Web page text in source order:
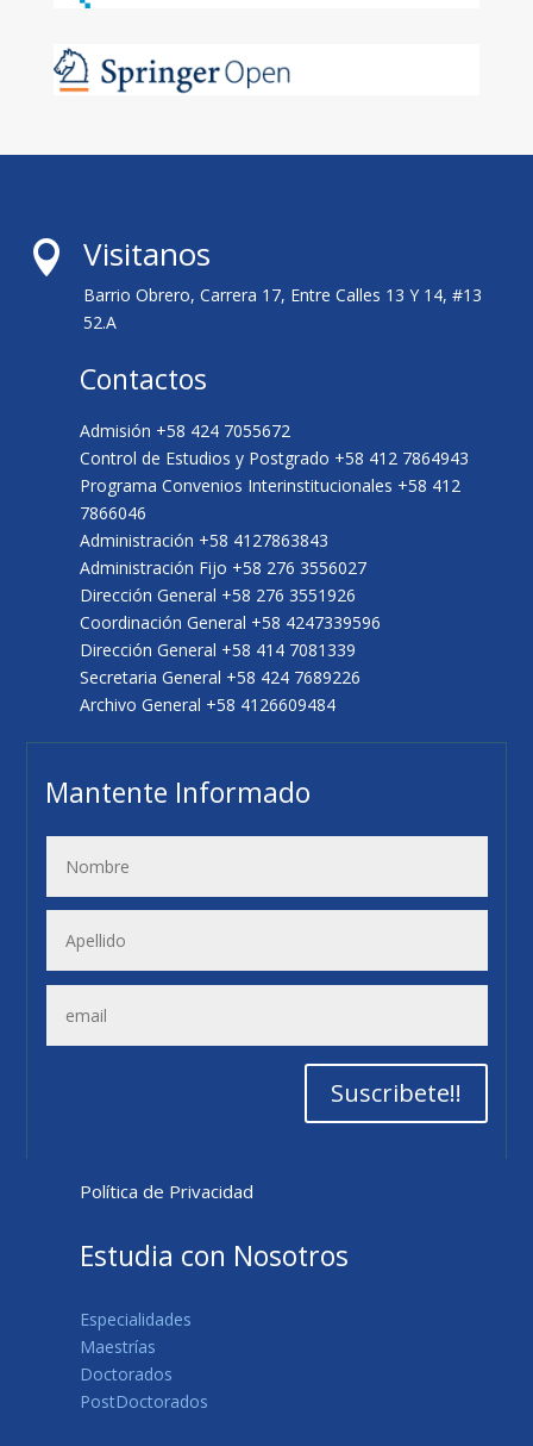
 Visitanos
Barrio Obrero, Carrera 17, Entre Calles 13 Y 14, #13
52.A
Contactos
Admisión +58 424 7055672
Control de Estudios y Postgrado +58 412 7864943
Programa Convenios Interinstitucionales +58 412
7866046
Administración +58 4127863843
Administración Fijo +58 276 3556027
Dirección General +58 276 3551926
Coordinación General +58 4247339596
Dirección General +58 414 7081339
Secretaria General +58 424 7689226
Archivo General +58 4126609484
Mantente Informado
Suscribete!!
Política de Privacidad
Estudia con Nosotros
Especialidades
Maestrías
Doctorados
PostDoctorados